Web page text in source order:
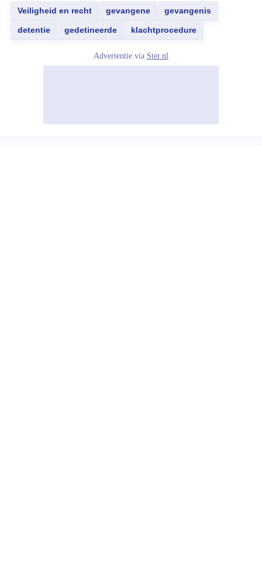
Veiligheid en recht
gevangene gevangenis
detentie gedetineerde klachtprocedure
Advertentie via Ster.nl